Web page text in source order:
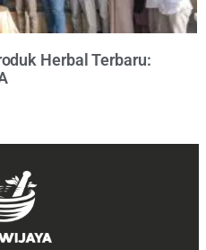
Herbal Terbaru: